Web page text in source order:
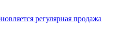
регулярная продажа